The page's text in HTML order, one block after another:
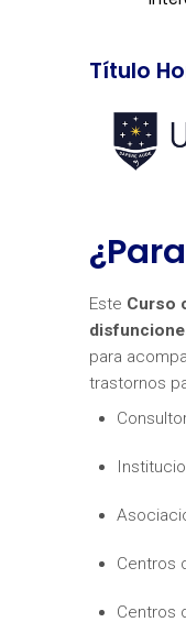
Título
Este Curso
para
trastornos
Centros
Centros